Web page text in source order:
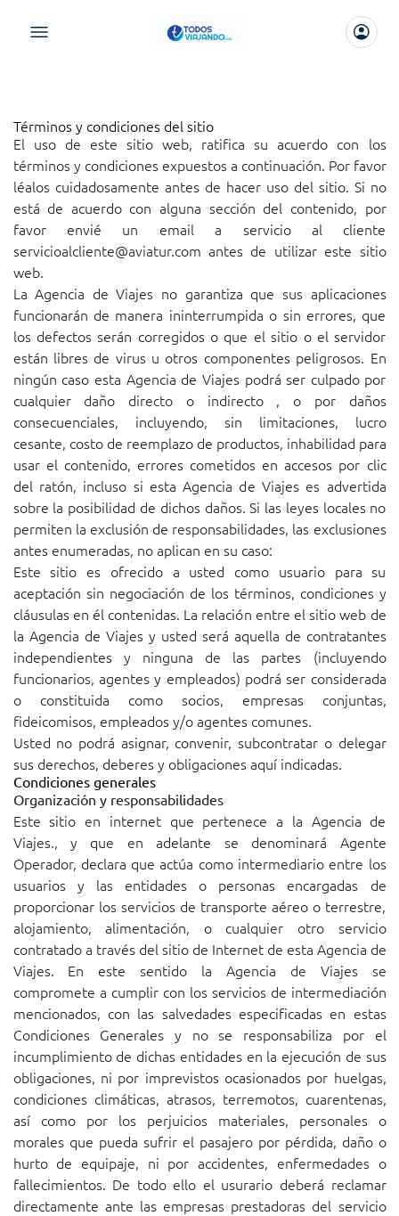
Términos y condiciones del sitio
El uso de este sitio web, ratifica su acuerdo con los
términos y condiciones expuestos a continuación. Por favor
léalos cuidadosamente antes de hacer uso del sitio. Si no
está de acuerdo con alguna sección del contenido, por
favor envié un email a servicio al cliente
servicioalcliente@aviatur.com antes de utilizar este sitio
web.
La Agencia de Viajes no garantiza que sus aplicaciones
funcionarán de manera ininterrumpida o sin errores, que
los defectos serán corregidos o que el sitio o el servidor
están libres de virus u otros componentes peligrosos. En
ningún caso esta Agencia de Viajes podrá ser culpado por
cualquier daño directo o indirecto , o por daños
consecuenciales, incluyendo, sin limitaciones, lucro
cesante, costo de reemplazo de productos, inhabilidad para
usar el contenido, errores cometidos en accesos por clic
del ratón, incluso si esta Agencia de Viajes es advertida
sobre la posibilidad de dichos daños. Si las leyes locales no
permiten la exclusión de responsabilidades, las exclusiones
antes enumeradas, no aplican en su caso:
Este sitio es ofrecido a usted como usuario para su
aceptación sin negociación de los términos, condiciones y
cláusulas en él contenidas. La relación entre el sitio web de
la Agencia de Viajes y usted será aquella de contratantes
independientes y ninguna de las partes (incluyendo
funcionarios, agentes y empleados) podrá ser considerada
o constituida como socios, empresas conjuntas,
fideicomisos, empleados y/o agentes comunes.
Usted no podrá asignar, convenir, subcontratar o delegar
sus derechos, deberes y obligaciones aquí indicadas.
Condiciones generales
Organización y responsabilidades
Este sitio en internet que pertenece a la Agencia de
Viajes., y que en adelante se denominará Agente
Operador, declara que actúa como intermediario entre los
usuarios y las entidades o personas encargadas de
proporcionar los servicios de transporte aéreo o terrestre,
alojamiento, alimentación, o cualquier otro servicio
contratado a través del sitio de Internet de esta Agencia de
Viajes. En este sentido la Agencia de Viajes se
compromete a cumplir con los servicios de intermediación
mencionados, con las salvedades especificadas en estas
Condiciones Generales y no se responsabiliza por el
incumplimiento de dichas entidades en la ejecución de sus
obligaciones, ni por imprevistos ocasionados por huelgas,
condiciones climáticas, atrasos, terremotos, cuarentenas,
así como por los perjuicios materiales, personales o
morales que pueda sufrir el pasajero por pérdida, daño o
hurto de equipaje, ni por accidentes, enfermedades o
fallecimientos. De todo ello el usurario deberá reclamar
directamente ante las empresas prestadoras del servicio